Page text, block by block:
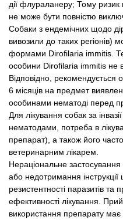
дії флураланеру; Тому ризик
не може бути повністю
Собаки з ендемічних щодо
вивозили до таких регіонів)
формами Dirofilaria immitis.
особини Dirofilaria immitis не
Відповідно, рекомендується
6 місяців на предмет
особинами нематоді перед
Для лікування собак за
нематодами, потреба в
препарат), а також його
ветеринарним лікарем.
Нераціональне
або недотримання
резистентності паразитів та
ефективності лікування.
використання препарату має